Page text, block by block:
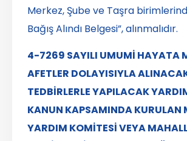
Merkez, Şube ve Taşra
Bağış Alındı Belgesi”, alınmalıdır.
4-7269 SAYILI UMUMİ HAYATA
AFETLER DOLAYISIYLA
TEDBİRLERLE YAPILACAK
KANUN KAPSAMINDA KURULAN
YARDIM KOMİTESİ VEYA